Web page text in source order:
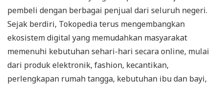
pembeli dengan berbagai penjual dari seluruh negeri.
Sejak berdiri, Tokopedia terus mengembangkan
ekosistem digital yang memudahkan masyarakat
memenuhi kebutuhan sehari-hari secara online, mulai
dari produk elektronik, fashion, kecantikan,
perlengkapan rumah tangga, kebutuhan ibu dan bayi,